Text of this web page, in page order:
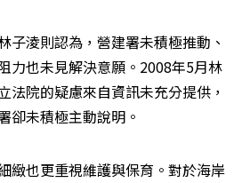
子淩則認為，營建署未積極推動、
力也未見解決意願。2008年5月林
法院的疑慮來自資訊未充分提供，
卻未積極主動說明。
緻也更重視維護與保育。對於海岸